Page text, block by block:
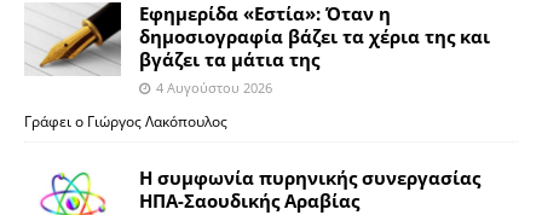
Εφημερίδα «Εστία»: Όταν η
δημοσιογραφία βάζει τα χέρια της και
βγάζει τα μάτια της
4 Αυγούστου 2026
Γράφει ο Γιώργος Λακόπουλος
Η συμφωνία πυρηνικής συνεργασίας
ΗΠΑ-Σαουδικής Αραβίας